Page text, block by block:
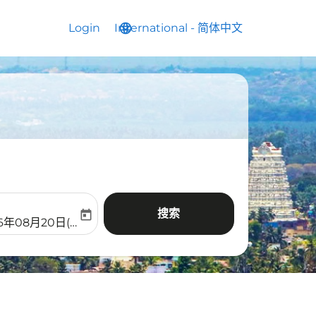
Login language
International - 简体中文
keyboard_arrow_down
labelreturn-date-aria-label
08月20日(周四)
today 搜索